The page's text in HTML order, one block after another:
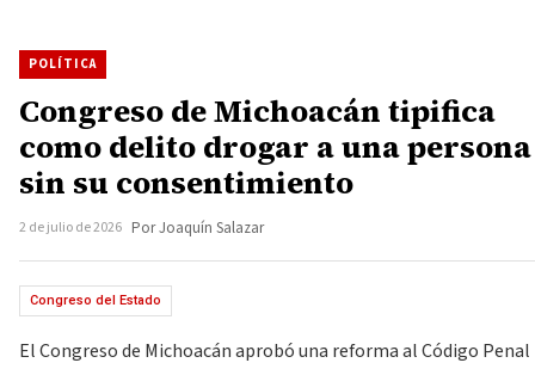
POLÍTICA
Congreso de Michoacán tipifica
como delito drogar a una persona
sin su consentimiento
2 de julio de 2026 Por Joaquín Salazar
Congreso del Estado
El Congreso de Michoacán aprobó una reforma al Código Penal